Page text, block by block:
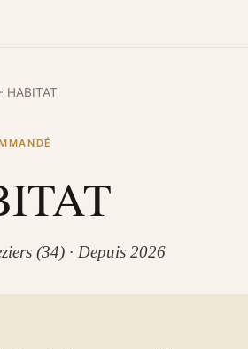
HABITAT
(34) · Depuis 2026